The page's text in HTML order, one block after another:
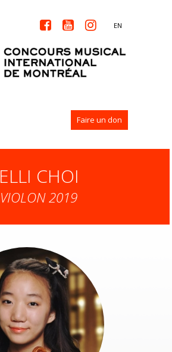
   EN
Faire un don
ELLI CHOI
VIOLON 2019